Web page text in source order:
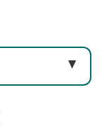
▼